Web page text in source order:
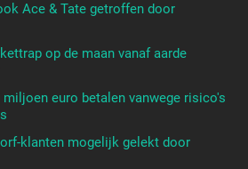
Ace & Tate getroffen door
op de maan vanaf aarde
euro betalen vanwege risico's
klanten mogelijk gelekt door